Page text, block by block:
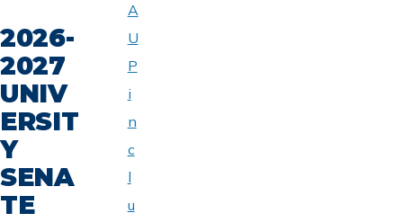
2026-
2027
UNIV
ERSIT
Y
SENA
TE
UNIVERSITY
SENATE
A
U
P
i
n
c
l
u